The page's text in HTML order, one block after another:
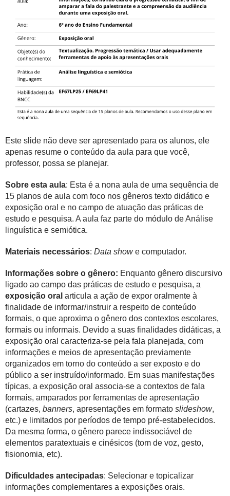
Este slide não deve ser apresentado para os alunos, ele
apenas resume o conteúdo da aula para que você,
professor, possa se planejar.
Sobre esta aula: Esta é a nona aula de uma sequência de
15 planos de aula com foco nos gêneros texto didático e
exposição oral e no campo de atuação das práticas de
estudo e pesquisa. A aula faz parte do módulo de Análise
linguística e semiótica.
Materiais necessários: Data showe computador.
Informações sobre o gênero: Enquanto gênero discursivo
ligado ao campo das práticas de estudo e pesquisa, a
exposição oral articula a ação de expor oralmente à
finalidade de informar/instruir a respeito de conteúdo
formais, o que aproxima o gênero dos contextos escolares,
formais ou informais. Devido a suas finalidades didáticas, a
exposição oral caracteriza-se pela fala planejada, com
informações e meios de apresentação previamente
organizados em torno do conteúdo a ser exposto e do
público a ser instruído/informado. Em suas manifestações
típicas, a exposição oral associa-se a contextos de fala
formais, amparados por ferramentas de apresentação
(cartazes, banners, apresentações em formato slideshow,
etc.) e limitados por períodos de tempo pré-estabelecidos.
Da mesma forma, o gênero parece indissociável de
elementos paratextuais e cinésicos (tom de voz, gesto,
fisionomia, etc).
Dificuldades antecipadas: Selecionar e topicalizar
informações complementares a exposições orais.